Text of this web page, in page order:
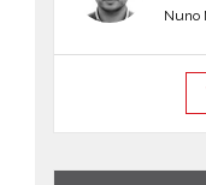
Nuno